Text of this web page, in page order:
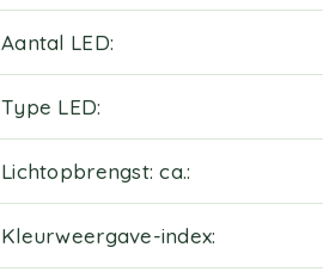
Aantal LED
Type LED
Lichtopbrengst: ca.
Kleurweergave-index